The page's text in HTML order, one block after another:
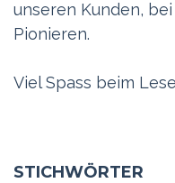
unseren Kunden,
Pionieren.
Viel Spass beim
STICHWÖRTER